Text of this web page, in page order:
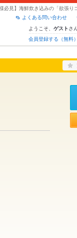
よくある問い合わせ
ようこそ、 ゲスト さん
会員登録する（無料）